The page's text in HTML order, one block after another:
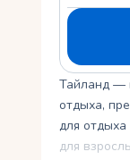
Тайланд —
отдыха,
для отдыха
для